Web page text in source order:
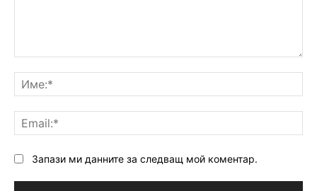
Запази ми данните за следващ мой коментар.